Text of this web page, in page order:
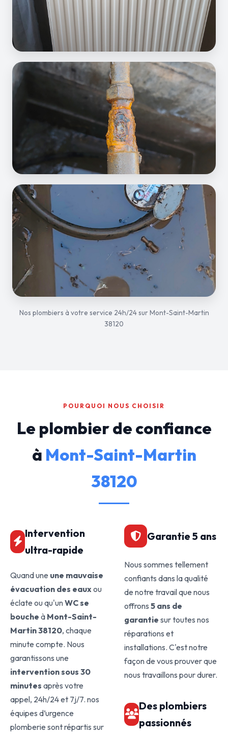
Nos plombiers à votre service 24h/24 sur Mont-Saint-Martin
38120
POURQUOI NOUS CHOISIR
Le plombier de confiance
à Mont-Saint-Martin
38120
Intervention
ultra-rapide
Quand une une mauvaise
évacuation des eauxou
éclate ou qu'unWC se
bouche à Mont-Saint-
Martin 38120, chaque
minute compte. Nous
garantissons une
intervention sous 30
minutes après votre
appel, 24h/24 et 7j/7. nos
équipes d’urgence
plomberie sont répartis sur
Garantie 5 ans
Nous sommes tellement
confiants dans la qualité
de notre travail que nous
offrons 5 ans de
garantie sur toutes nos
réparations et
installations. C'est notre
façon de vous prouver que
nous travaillons pour durer.
Des plombiers
passionnés